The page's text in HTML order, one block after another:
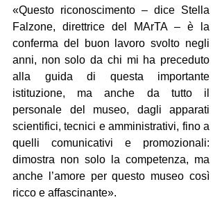
«Questo riconoscimento – dice Stella
Falzone, direttrice del MArTA – è la
conferma del buon lavoro svolto negli
anni, non solo da chi mi ha preceduto
alla guida di questa importante
istituzione, ma anche da tutto il
personale del museo, dagli apparati
scientifici, tecnici e amministrativi, fino a
quelli comunicativi e promozionali:
dimostra non solo la competenza, ma
anche l’amore per questo museo così
ricco e affascinante».